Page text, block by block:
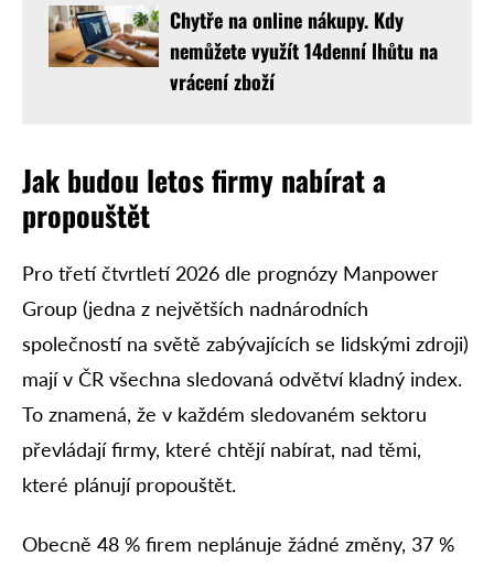
Chytře na online nákupy. Kdy
nemůžete využít 14denní lhůtu na
vrácení zboží
Jak budou letos firmy nabírat a
propouštět
Pro třetí čtvrtletí 2026 dle prognózy Manpower
Group (jedna z největších nadnárodních
společností na světě zabývajících se lidskými zdroji)
mají v ČR všechna sledovaná odvětví kladný index.
To znamená, že v každém sledovaném sektoru
převládají firmy, které chtějí nabírat, nad těmi,
které plánují propouštět.
Obecně 48 % firem neplánuje žádné změny, 37 %